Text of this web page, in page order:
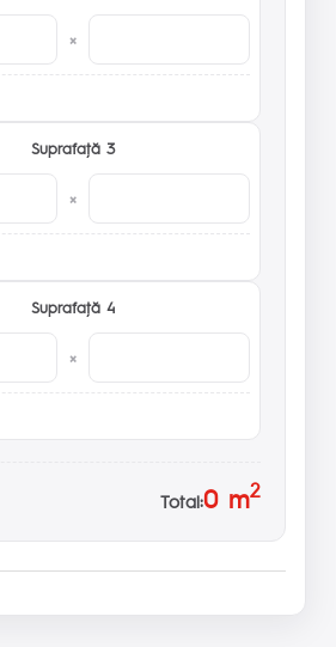
×
Suprafaţă 3
×
Suprafaţă 4
×
Total:0m2